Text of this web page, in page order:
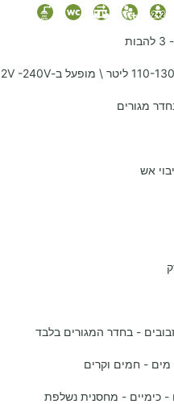
מגורים
אש
- בחדר המגורים בלבד
- חמים וקרים
- כימיים - מחסנית נשלפת